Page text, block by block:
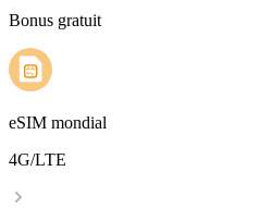
Bonus gratuit
eSIM mondial
4G/LTE